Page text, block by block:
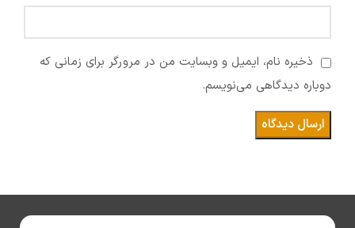
ذخیره نام، ایمیل و وبسایت من در مرورگر برای زمانی که
دوباره دیدگاهی می‌نویسم.